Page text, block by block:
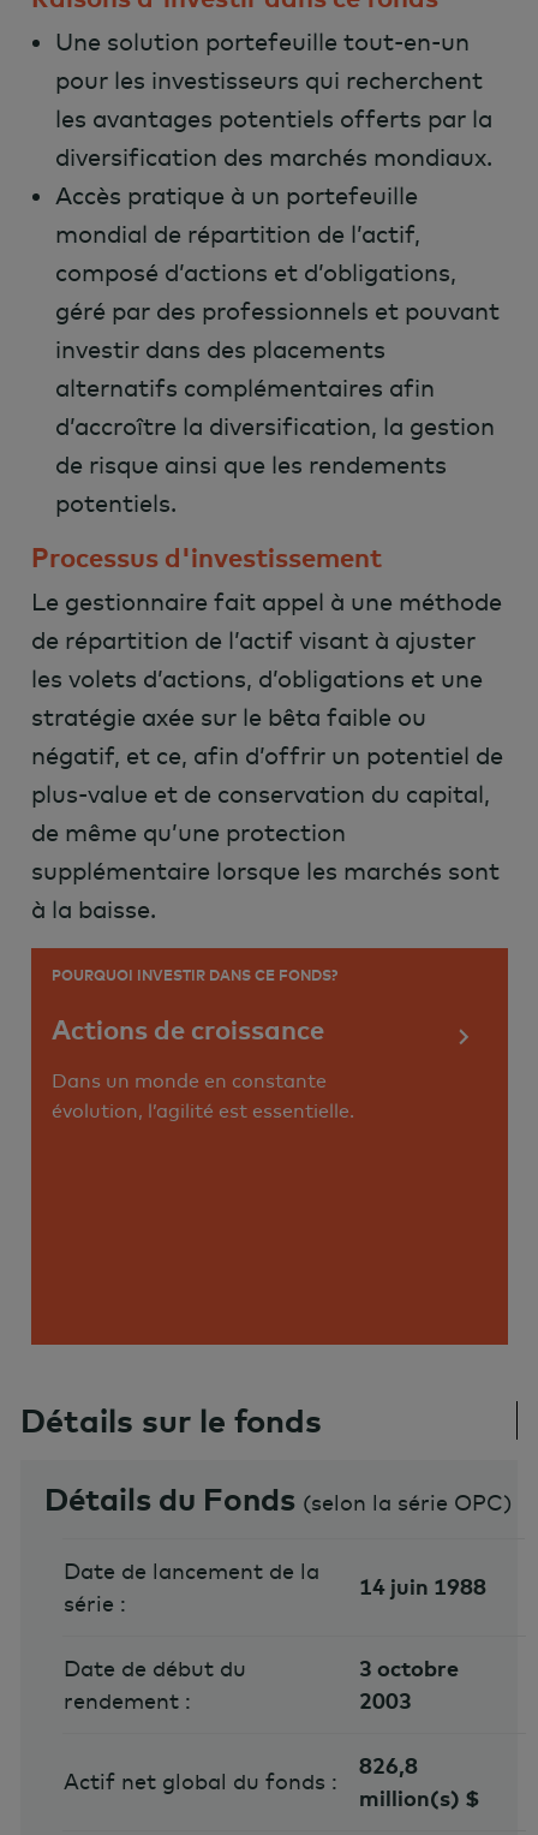
Une solution portefeuille tout-en-un
pour les investisseurs qui recherchent
les avantages potentiels offerts par la
diversification des marchés mondiaux.
Accès pratique à un portefeuille
mondial de répartition de l’actif,
composé d’actions et d’obligations,
géré par des professionnels et pouvant
investir dans des placements
alternatifs complémentaires afin
d’accroître la diversification, la gestion
de risque ainsi que les rendements
potentiels.
Processus d'investissement
Le gestionnaire fait appel à une méthode
de répartition de l’actif visant à ajuster
les volets d’actions, d’obligations et une
stratégie axée sur le bêta faible ou
négatif, et ce, afin d’offrir un potentiel de
plus-value et de conservation du capital,
de même qu’une protection
supplémentaire lorsque les marchés sont
à la baisse.
POURQUOI INVESTIR DANS CE FONDS?
Actions de croissance
Dans un monde en constante
évolution, l’agilité est essentielle.
Détails sur le fonds
Détails du Fonds (selon la série OPC)
Date de lancement de la
série :
14 juin 1988
Date de début du
rendement :
3 octobre
2003
Actif net global du fonds :
826,8
million(s) $